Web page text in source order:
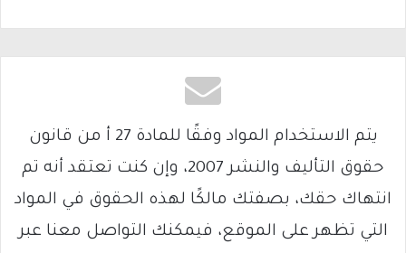
يتم الاستخدام المواد وفقًا للمادة 27 أ من قانون
حقوق التأليف والنشر 2007، وإن كنت تعتقد أنه تم
انتهاك حقك، بصفتك مالكًا لهذه الحقوق في المواد
التي تظهر على الموقع، فيمكنك التواصل معنا عبر